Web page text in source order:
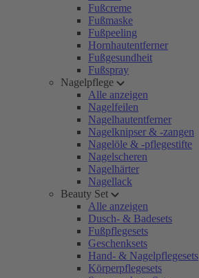
Fußcreme
Fußmaske
Fußpeeling
Hornhautentferner
Fußgesundheit
Fußspray
Nagelpflege
Alle anzeigen
Nagelfeilen
Nagelhautentferner
Nagelknipser & -zangen
Nagelöle & -pflegestifte
Nagelscheren
Nagelhärter
Nagellack
Beauty Set
Alle anzeigen
Dusch- & Badesets
Fußpflegesets
Geschenksets
Hand- & Nagelpflegesets
Körperpflegesets